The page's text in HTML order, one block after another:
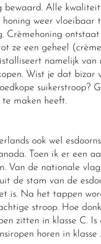
Alle
weer vloeibaar
Crèmehoning
ze een geheel
namelijk van
Wist je dat bizar
suikerstroop?
maken heeft.
ook wel
Toen ik er een
Van de nationale
de stam van de
is. Na het tappen
stroop. Hoe
zitten in klasse C.
horen in klasse